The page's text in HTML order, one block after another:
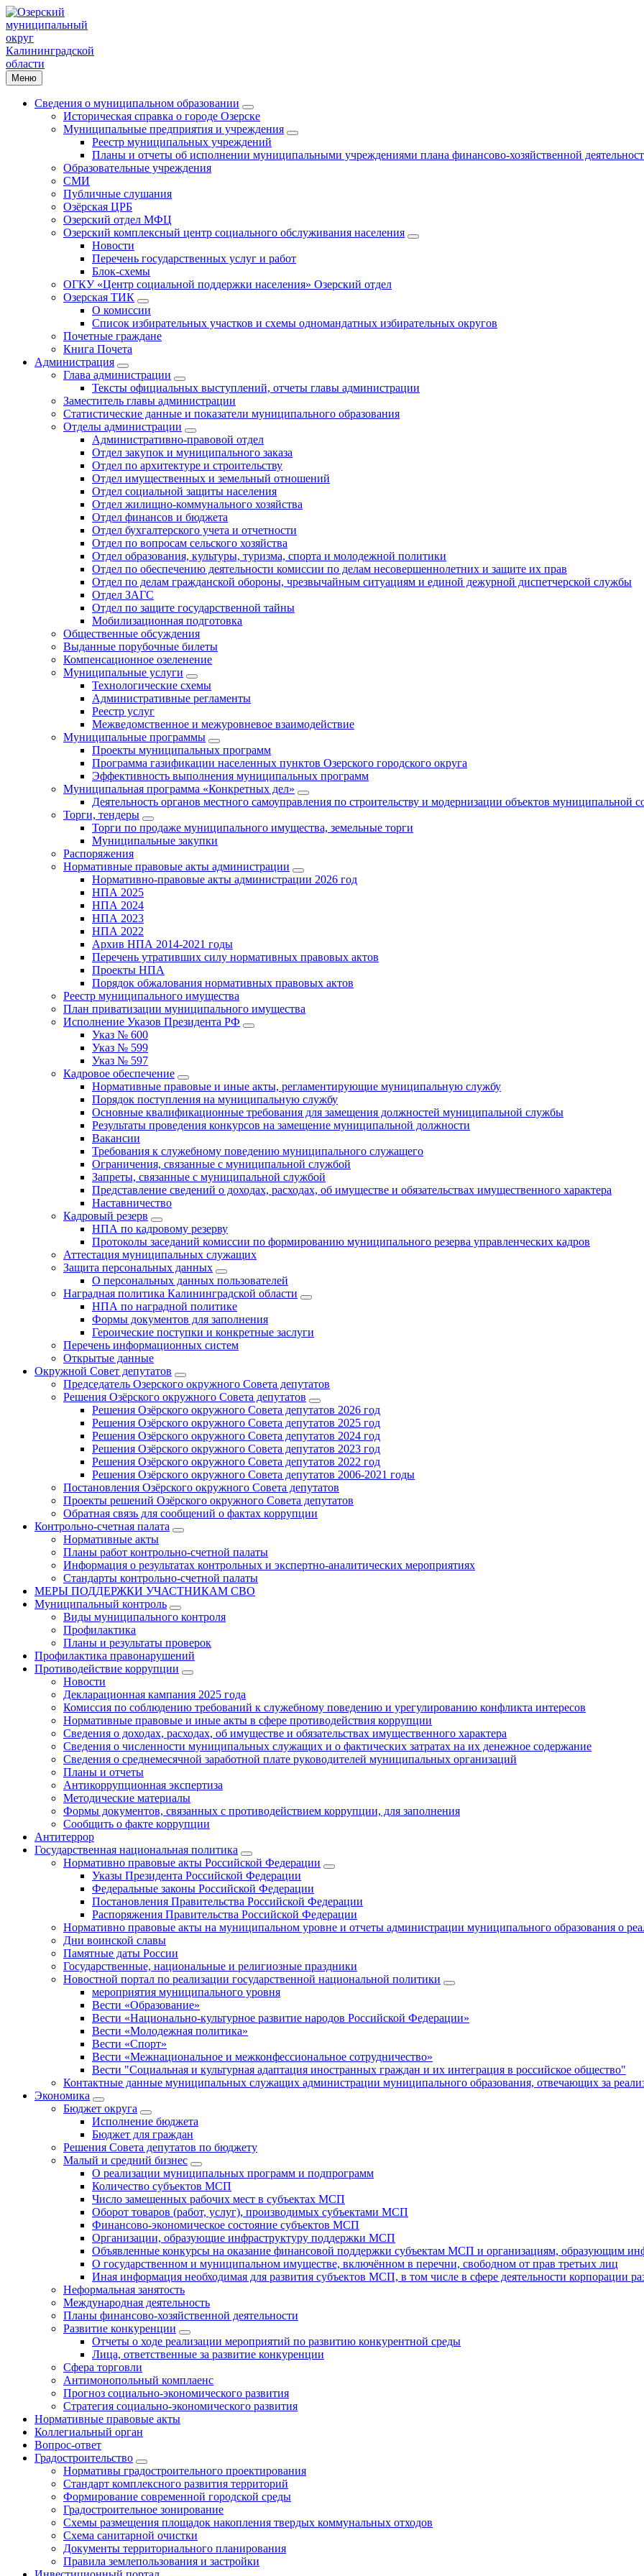
Меню
Сведения о муниципальном образовании
Историческая справка о городе Озерске
Муниципальные предприятия и учреждения
Реестр муниципальных учреждений
Планы и отчеты об исполнении муниципальными учреждениями плана финансово-хозяйственной
Образовательные учреждения
СМИ
Публичные слушания
Озёрская ЦРБ
Озерский отдел МФЦ
Озерский комплексный центр социального обслуживания населения
Новости
Перечень государственных услуг и работ
Блок-схемы
ОГКУ «Центр социальной поддержки населения» Озерский отдел
Озерская ТИК
О комиссии
Список избирательных участков и схемы одномандатных избирательных округов
Почетные граждане
Книга Почета
Администрация
Глава администрации
Тексты официальных выступлений, отчеты главы администрации
Заместитель главы администрации
Статистические данные и показатели муниципального образования
Отделы администрации
Административно-правовой отдел
Отдел закупок и муниципального заказа
Отдел по архитектуре и строительству
Отдел имущественных и земельный отношений
Отдел социальной защиты населения
Отдел жилищно-коммунального хозяйства
Отдел финансов и бюджета
Отдел бухгалтерского учета и отчетности
Отдел по вопросам сельского хозяйства
Отдел образования, культуры, туризма, спорта и молодежной политики
Отдел по обеспечению деятельности комиссии по делам несовершеннолетних и защите их прав
Отдел по делам гражданской обороны, чрезвычайным ситуациям и единой дежурной диспетчерской службы
Отдел ЗАГС
Отдел по защите государственной тайны
Мобилизационная подготовка
Общественные обсуждения
Выданные порубочные билеты
Компенсационное озеленение
Муниципальные услуги
Технологические схемы
Административные регламенты
Реестр услуг
Межведомственное и межуровневое взаимодействие
Муниципальные программы
Проекты муниципальных программ
Программа газификации населенных пунктов Озерского городского округа
Эффективность выполнения муниципальных программ
Муниципальная программа «Конкретных дел»
Деятельность органов местного самоуправления по строительству и модернизации объектов муниципальной
Торги, тендеры
Торги по продаже муниципального имущества, земельные торги
Муниципальные закупки
Распоряжения
Нормативные правовые акты администрации
Нормативно-правовые акты администрации 2026 год
НПА 2025
НПА 2024
НПА 2023
НПА 2022
Архив НПА 2014-2021 годы
Перечень утративших силу нормативных правовых актов
Проекты НПА
Порядок обжалования нормативных правовых актов
Реестр муниципального имущества
План приватизации муниципального имущества
Исполнение Указов Президента РФ
Указ № 600
Указ № 599
Указ № 597
Кадровое обеспечение
Нормативные правовые и иные акты, регламентирующие муниципальную службу
Порядок поступления на муниципальную службу
Основные квалификационные требования для замещения должностей муниципальной службы
Результаты проведения конкурсов на замещение муниципальной должности
Вакансии
Требования к служебному поведению муниципального служащего
Ограничения, связанные с муниципальной службой
Запреты, связанные с муниципальной службой
Представление сведений о доходах, расходах, об имуществе и обязательствах имущественного характера
Наставничество
Кадровый резерв
НПА по кадровому резерву
Протоколы заседаний комиссии по формированию муниципального резерва управленческих кадров
Аттестация муниципальных служащих
Защита персональных данных
О персональных данных пользователей
Наградная политика Калининградской области
НПА по наградной политике
Формы документов для заполнения
Героические поступки и конкретные заслуги
Перечень информационных систем
Открытые данные
Окружной Совет депутатов
Председатель Озерского окружного Совета депутатов
Решения Озёрского окружного Совета депутатов
Решения Озёрского окружного Совета депутатов 2026 год
Решения Озёрского окружного Совета депутатов 2025 год
Решения Озёрского окружного Совета депутатов 2024 год
Решения Озёрского окружного Совета депутатов 2023 год
Решения Озёрского окружного Совета депутатов 2022 год
Решения Озёрского окружного Совета депутатов 2006-2021 годы
Постановления Озёрского окружного Совета депутатов
Проекты решений Озёрского окружного Совета депутатов
Обратная связь для сообщений о фактах коррупции
Контрольно-счетная палата
Нормативные акты
Планы работ контрольно-счетной палаты
Информация о результатах контрольных и экспертно-аналитических мероприятиях
Стандарты контрольно-счетной палаты
МЕРЫ ПОДДЕРЖКИ УЧАСТНИКАМ СВО
Муниципальный контроль
Виды муниципального контроля
Профилактика
Планы и результаты проверок
Профилактика правонарушений
Противодействие коррупции
Новости
Декларационная кампания 2025 года
Комиссия по соблюдению требований к служебному поведению и урегулированию конфликта интересов
Нормативные правовые и иные акты в сфере противодействия коррупции
Сведения о доходах, расходах, об имуществе и обязательствах имущественного характера
Сведения о численности муниципальных служащих и о фактических затратах на их денежное содержание
Сведения о среднемесячной заработной плате руководителей муниципальных организаций
Планы и отчеты
Антикоррупционная экспертиза
Методические материалы
Формы документов, связанных с противодействием коррупции, для заполнения
Сообщить о факте коррупции
Антитеррор
Государственная национальная политика
Нормативно правовые акты Российской Федерации
Указы Президента Российской Федерации
Федеральные законы Российской Федерации
Постановления Правительства Российской Федерации
Распоряжения Правительства Российской Федерации
Нормативно правовые акты на муниципальном уровне и отчеты администрации муниципального образования о
Дни воинской славы
Памятные даты России
Государственные, национальные и религиозные праздники
Новостной портал по реализации государственной национальной политики
мероприятия муниципального уровня
Вести «Образование»
Вести «Национально-культурное развитие народов Российской Федерации»
Вести «Молодежная политика»
Вести «Спорт»
Вести «Межнациональное и межконфессиональное сотрудничество»
Вести "Социальная и культурная адаптация иностранных граждан и их интеграция в российское общество"
Контактные данные муниципальных служащих администрации муниципального образования, отвечающих за
Экономика
Бюджет округa
Исполнение бюджета
Бюджет для граждан
Решения Совета депутатов по бюджету
Малый и средний бизнес
О реализации муниципальных программ и подпрограмм
Количество субъектов МСП
Число замещенных рабочих мест в субъектах МСП
Оборот товаров (работ, услуг), производимых субъектами МСП
Финансово-экономическое состояние субъектов МСП
Организации, образующие инфраструктуру поддержки МСП
Объявленные конкурсы на оказание финансовой поддержки субъектам МСП и организациям, образующим
О государственном и муниципальном имуществе, включённом в перечни, свободном от прав третьих лиц
Иная информация необходимая для развития субъектов МСП, в том числе в сфере деятельности корпорации
Неформальная занятость
Международная деятельность
Планы финансово-хозяйственной деятельности
Развитие конкуренции
Отчеты о ходе реализации мероприятий по развитию конкурентной среды
Лица, ответственные за развитие конкуренции
Сфера торговли
Антимонопольный комплаенс
Прогноз социально-экономического развития
Стратегия социально-экономического развития
Нормативные правовые акты
Коллегиальный орган
Вопрос-ответ
Градостроительство
Нормативы градостроительного проектирования
Стандарт комплексного развития территорий
Формирование современной городской среды
Градостроительное зонирование
Схемы размещения площадок накопления твердых коммунальных отходов
Схема санитарной очистки
Документы территориального планирования
Правила землепользования и застройки